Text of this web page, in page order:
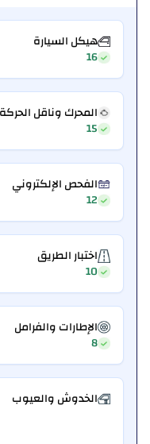
هيكل السيارة
16
المحرك وناقل الحركة
15
الفحص الإلكتروني
12
اختبار الطريق
10
الإطارات والفرامل
8
الخدوش والعيوب